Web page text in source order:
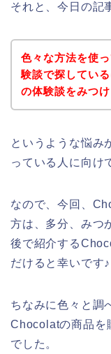
それと、今日の記
色々な方法を使
験談で探してい
の体験談をみつ
というような悩み
っている人に向け
なので、今回、
方は、多分、みつ
後で紹介する
だけると幸いです♪
ちなみに色々と調
Chocolatの商品を
でした。